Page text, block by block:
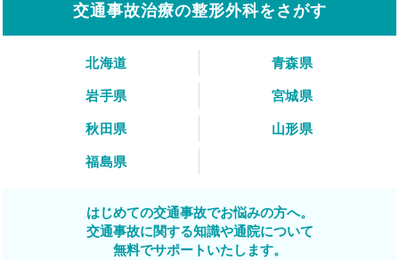
交通事故治療の整形外科をさがす
北海道
青森県
岩手県
宮城県
秋田県
山形県
福島県
はじめての交通事故でお悩みの方へ。
交通事故に関する知識や通院について
無料でサポートいたします。